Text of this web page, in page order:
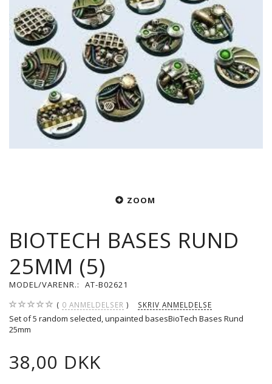
ZOOM
BIOTECH BASES RUND
25MM (5)
MODEL/VARENR.: AT-B02621
0 ANMELDELSER SKRIV ANMELDELSE
Set of 5 random selected, unpainted basesBioTech Bases Rund
25mm
38,00 DKK